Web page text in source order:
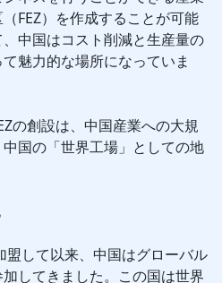
FEZ）を作成することが可能
中国はコスト削減と生産量の
魅力的な場所になっていま
の創設は、中国産業への大規
国の「世界工場」としての地
して以来、中国はグローバル
してきました。この国は世界